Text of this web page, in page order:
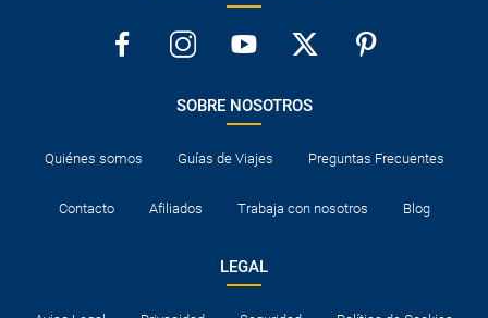
SOBRE NOSOTROS
Quiénes somos Guías de Viajes Preguntas Frecuentes
Contacto Afiliados Trabaja con nosotros Blog
LEGAL